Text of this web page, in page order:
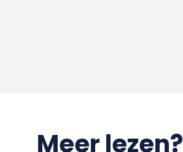
Meer lezen?